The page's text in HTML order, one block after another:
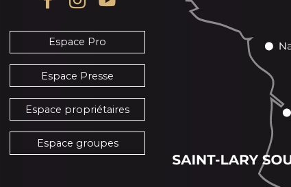
Espace Pro
Espace Presse
Espace propriétaires
Espace groupes